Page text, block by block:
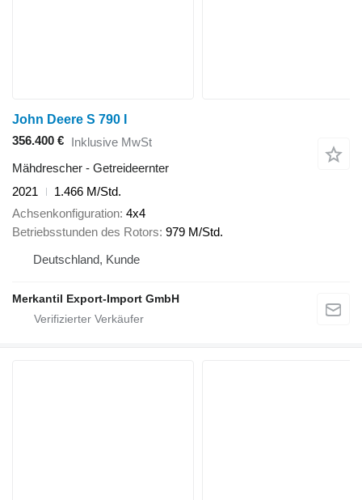
John Deere S 790 I
356.400 € Inklusive MwSt
Mähdrescher - Getreideernter
2021
1.466 M/Std.
Achsenkonfiguration 4x4
Betriebsstunden des Rotors 979 M/Std.
Deutschland, Kunde
Merkantil Export-Import GmbH